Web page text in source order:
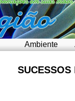
Ambiente
SUCESSOS